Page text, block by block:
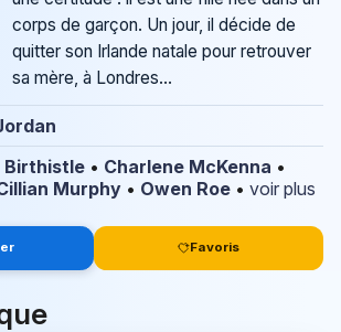
corps de garçon. Un jour, il décide de
quitter son Irlande natale pour retrouver
sa mère, à Londres...
Birthistle • Charlene McKenna •
Murphy • Owen Roe • voir plus
Favoris